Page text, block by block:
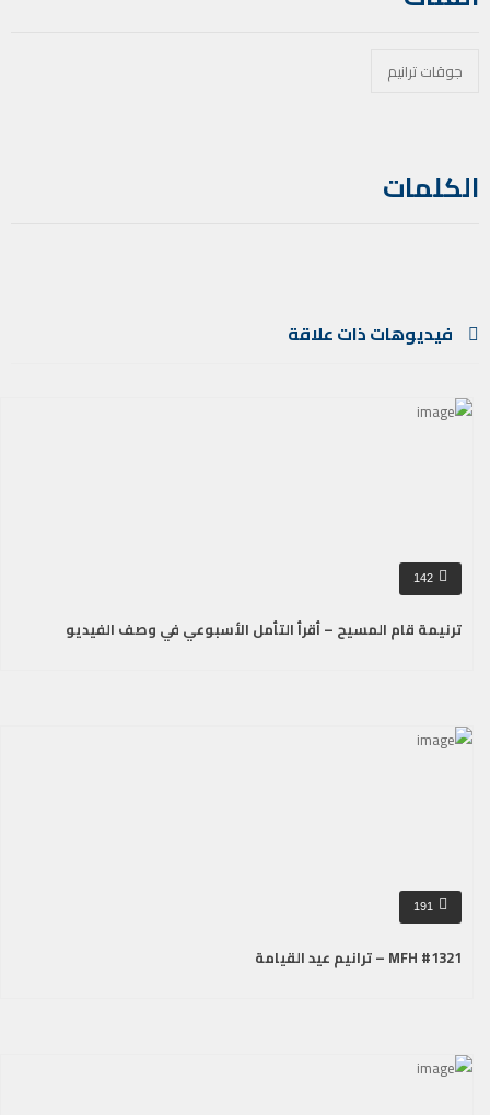
جوقات ترانيم
الكلمات
فيديوهات ذات علاقة
142
ترنيمة قام المسيح – أقرأ التأمل الأسبوعي في وصف الفيديو
191
MFH #1321 – ترانيم عيد القيامة